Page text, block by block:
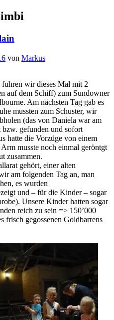
von Markus
wir dieses Mal mit 2
auf dem Schiff) zum Sundowner
Am nächsten Tag gab es
mussten zum Schuster, wir
(das von Daniela war am
bzw. gefunden und sofort
hatte die Vorzüge von einem
musste noch einmal geröntgt
zusammen.
gehört, einer alten
am folgenden Tag an, man
es wurden
und – für die Kinder – sogar
Unsere Kinder hatten sogar
reich zu sein => 150’000
frisch gegossenen Goldbarrens